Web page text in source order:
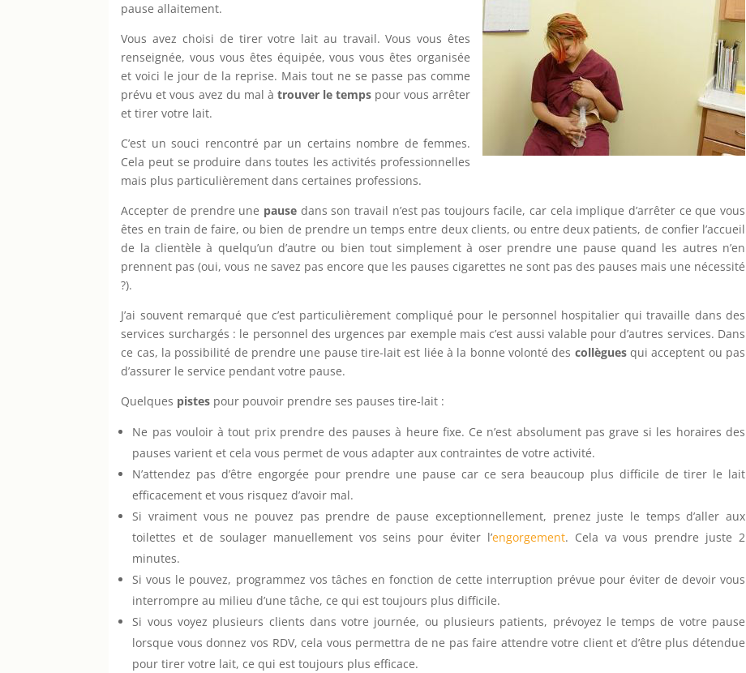
pause allaitement.
Vous avez choisi de tirer votre lait au travail. Vous vous êtes
renseignée, vous vous êtes équipée, vous vous êtes organisée
et voici le jour de la reprise. Mais tout ne se passe pas comme
prévu et vous avez du mal à trouver le tempspour vous arrêter
et tirer votre lait.
C’est un souci rencontré par un certains nombre de femmes.
Cela peut se produire dans toutes les activités professionnelles
mais plus particulièrement dans certaines professions.
Accepter de prendre une pausedans son travail n’est pas toujours facile, car cela implique d’arrêter ce que vous
êtes en train de faire, ou bien de prendre un temps entre deux clients, ou entre deux patients, de confier l’accueil
de la clientèle à quelqu’un d’autre ou bien tout simplement à oser prendre une pause quand les autres n’en
prennent pas (oui, vous ne savez pas encore que les pauses cigarettes ne sont pas des pauses mais une nécessité
?).
J’ai souvent remarqué que c’est particulièrement compliqué pour le personnel hospitalier qui travaille dans des
services surchargés : le personnel des urgences par exemple mais c’est aussi valable pour d’autres services. Dans
ce cas, la possibilité de prendre une pause tire-lait est liée à la bonne volonté des collèguesqui acceptent ou pas
d’assurer le service pendant votre pause.
Quelques pistes pour pouvoir prendre ses pauses tire-lait :
Ne pas vouloir à tout prix prendre des pauses à heure fixe. Ce n’est absolument pas grave si les horaires des
pauses varient et cela vous permet de vous adapter aux contraintes de votre activité.
N’attendez pas d’être engorgée pour prendre une pause car ce sera beaucoup plus difficile de tirer le lait
efficacement et vous risquez d’avoir mal.
Si vraiment vous ne pouvez pas prendre de pause exceptionnellement, prenez juste le temps d’aller aux
toilettes et de soulager manuellement vos seins pour éviter l’engorgement. Cela va vous prendre juste 2
minutes.
Si vous le pouvez, programmez vos tâches en fonction de cette interruption prévue pour éviter de devoir vous
interrompre au milieu d’une tâche, ce qui est toujours plus difficile.
Si vous voyez plusieurs clients dans votre journée, ou plusieurs patients, prévoyez le temps de votre pause
lorsque vous donnez vos RDV, cela vous permettra de ne pas faire attendre votre client et d’être plus détendue
pour tirer votre lait, ce qui est toujours plus efficace.